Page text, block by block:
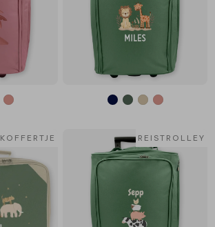
KOFFERTJE REISTROLLEY